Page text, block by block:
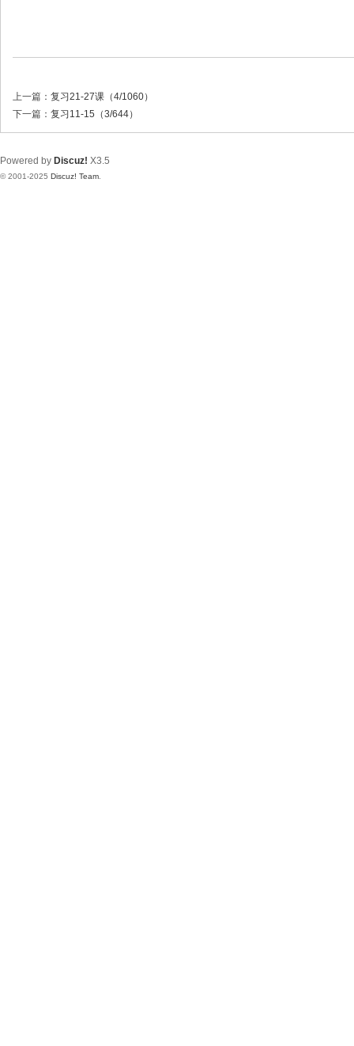
上一篇： 复习21-27课（4/1060）
下一篇： 复习11-15（3/644）
Powered by Discuz! X3.5
© 2001-2025 Discuz! Team